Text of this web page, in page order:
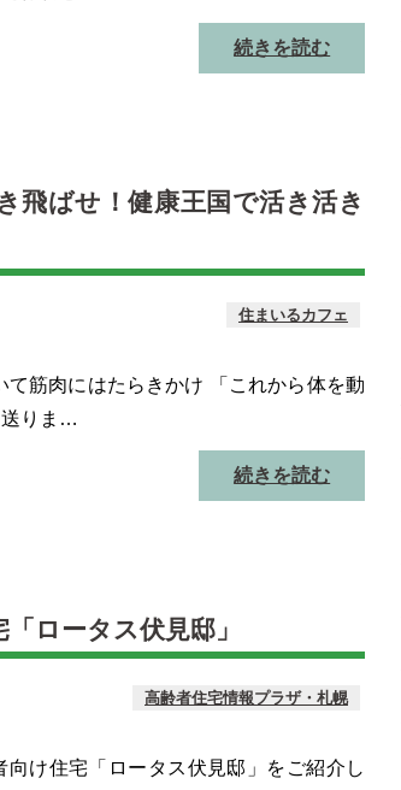
続きを読む
飛ばせ！健康王国で活き活き
住まいるカフェ
て筋肉にはたらきかけ 「これから体を動
送りま…
続きを読む
ロータス伏見邸」
高齢者住宅情報プラザ・札幌
け住宅「ロータス伏見邸」をご紹介し